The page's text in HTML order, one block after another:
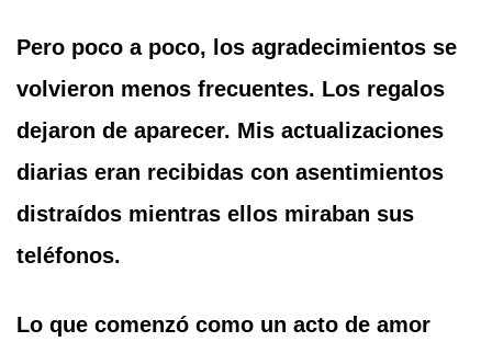
Pero poco a poco, los agradecimientos se
volvieron menos frecuentes. Los regalos
dejaron de aparecer. Mis actualizaciones
diarias eran recibidas con asentimientos
distraídos mientras ellos miraban sus
teléfonos.
Lo que comenzó como un acto de amor